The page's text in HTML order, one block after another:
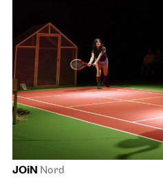
JOiN Nord